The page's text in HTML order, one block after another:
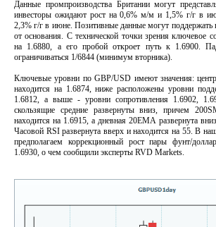
Данные промпроизводства Британии могут
инвесторы ожидают рост на 0,6% м/м и 1,5% г/г в
2,3% г/г в июне. Позитивные данные могут
от основания. С технической точки зрения ключевое
на 1.6880, а его пробой откроет путь к 1.6900.
ограничиваться 1/6844 (минимум вторника).
Ключевые уровни по GBP/USD имеют значения:
находится на 1.6874, ниже расположены уровни
1.6812, а выше - уровни сопротивления 1.6902,
скользящие средние развернуты вниз, причем
находится на 1.6915, а дневная 20EMA развернута
Часовой RSI развернута вверх и находится на 55. В
предполагаем коррекционный рост пары фунт/
1.6930, о чем сообщили эксперты RVD Markets.